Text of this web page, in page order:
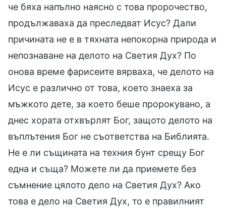
че бяха напълно наясно с това пророчество,
продължаваха да преследват Исус? Дали
причината не е в тяхната непокорна природа и
непознаване на делото на Светия Дух? По
онова време фарисеите вярваха, че делото на
Исус е различно от това, което знаеха за
мъжкото дете, за което беше пророкувано, а
днес хората отхвърлят Бог, защото делото на
въплътения Бог не съответства на Библията.
Не е ли същината на техния бунт срещу Бог
една и съща? Можете ли да приемете без
съмнение цялото дело на Светия Дух? Ако
това е дело на Светия Дух, то е правилният